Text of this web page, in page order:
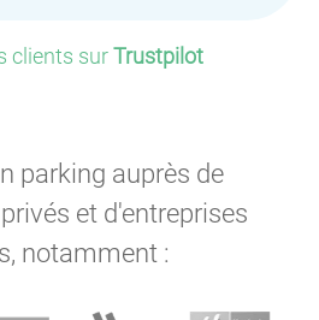
clients surTrustpilot
parking auprès de
et d'entreprises
notamment :